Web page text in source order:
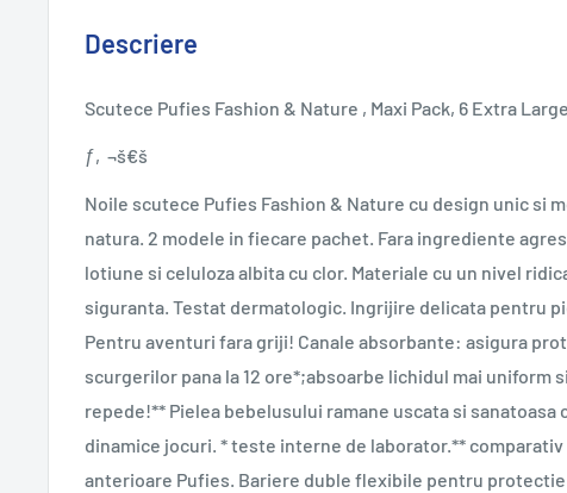
Descriere
Scutece Pufies Fashion & Nature , Maxi Pack, 6 Extra
ƒ‚¬š€š
Noile scutece Pufies Fashion & Nature cu design unic si
natura. 2 modele in fiecare pachet. Fara ingrediente
lotiune si celuloza albita cu clor. Materiale cu un nivel
siguranta. Testat dermatologic. Ingrijire delicata pentru
Pentru aventuri fara griji! Canale absorbante: asigura
scurgerilor pana la 12 ore*;absoarbe lichidul mai uniform
repede!** Pielea bebelusului ramane uscata si sanatoasa
dinamice jocuri. * teste interne de laborator.**
anterioare Pufies. Bariere duble flexibile pentru